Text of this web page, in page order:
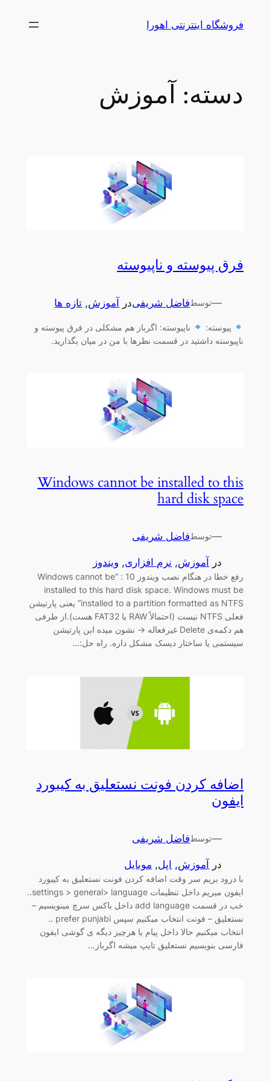
فروشگاه اینترنتی اهورا
دسته: آموزش
فرق پیوسته و ناپیوسته
—توسطفاضل شریفیدر آموزش, تازه ها
پیوسته:
ناپیوسته: اگرباز هم مشکلی در فرق پیوسته و
ناپیوسته داشتید در قسمت نظرها با من در میان بگذارید.
Windows cannot be installed to this
hard disk space
—توسطفاضل شریفی
در آموزش, نرم افزاری, ویندوز
رفع خطا در هنگام نصب ویندوز 10 : “Windows cannot be
installed to this hard disk space. Windows must be
installed to a partition formatted as NTFS” یعنی پارتیشن
فعلی NTFS نیست (احتمالاً RAW یا FAT32 هست).از طرفی
هم دکمه‌ی Delete غیرفعاله → نشون میده این پارتیشن
سیستمی یا ساختار دیسک مشکل داره. راه حل:…
اضافه کردن فونت نستعلیق به کیبورد
ایفون
—توسطفاضل شریفی
در آموزش, اپل, موبایل
با درود بریم سر وقت اضافه کردن فونت نستعلیق به کیبورد
ایفون میریم داخل تنظیمات settings > general> language..
خب در قسمت add language داخل باکس سرچ مینویسیم –
نستعلیق – فونت انتخاب میکنیم سپس prefer punjabi ..
انتخاب میکنیم حالا داخل پیام یا هرچیز دیگه ی گوشی ایفون
فارسی بنویسیم نستعلیق تایپ میشه اگرباز…